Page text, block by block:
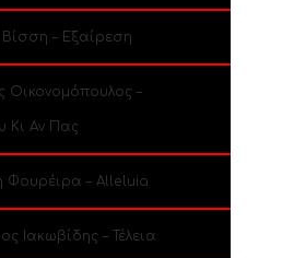
Βίσση – Εξαίρεση
Οικονομόπουλος –
Κι Αν Πας
Φουρέιρα – Alleluia
Ιακωβίδης – Τέλεια